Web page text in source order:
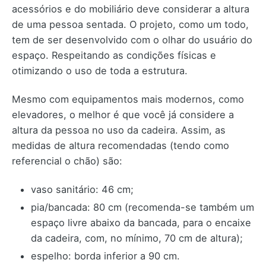
acessórios e do mobiliário deve considerar a altura
de uma pessoa sentada. O projeto, como um todo,
tem de ser desenvolvido com o olhar do usuário do
espaço. Respeitando as condições físicas e
otimizando o uso de toda a estrutura.
Mesmo com equipamentos mais modernos, como
elevadores, o melhor é que você já considere a
altura da pessoa no uso da cadeira. Assim, as
medidas de altura recomendadas (tendo como
referencial o chão) são:
vaso sanitário: 46 cm;
pia/bancada: 80 cm (recomenda-se também um
espaço livre abaixo da bancada, para o encaixe
da cadeira, com, no mínimo, 70 cm de altura);
espelho: borda inferior a 90 cm.